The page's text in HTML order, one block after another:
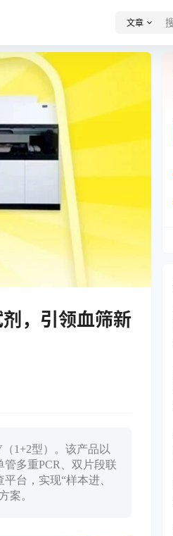
文章
，引领血筛新
1+2型）。该产品以
多重PCR、双片段联
台，实现“样本进、
案。